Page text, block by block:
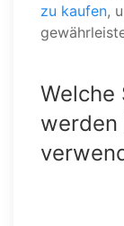
zu kaufen,
Welche
werden